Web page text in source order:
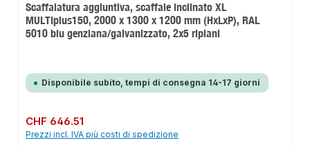
Scaffalatura aggiuntiva, scaffale inclinato XL
MULTIplus150, 2000 x 1300 x 1200 mm (HxLxP), RAL
5010 blu genziana/galvanizzato, 2x5 ripiani
Disponibile subito, tempi di consegna 14-17 giorni
Prezzo normale:
CHF 646.51
Prezzi incl. IVA più costi di spedizione